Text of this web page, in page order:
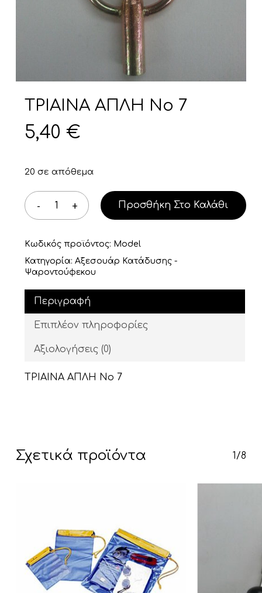
TPIAINA ΑΠΛΗ Νο 7
5,40 €
20 σε απόθεμα
Προσθήκη Στο Καλάθι
Κωδικός προϊόντος: Model
Κατηγορία: Αξεσουάρ Κατάδυσης -
Ψαροντούφεκου
Περιγραφή
Επιπλέον πληροφορίες
Αξιολογήσεις (0)
TPIAINA ΑΠΛΗ Νο 7
Σχετικά προϊόντα 1/8